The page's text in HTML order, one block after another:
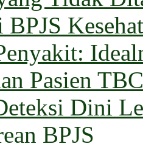
Pasien
Dini
BPJS